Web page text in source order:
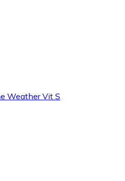
Weather Vit S